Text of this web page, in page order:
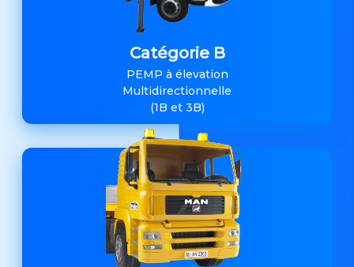
Catégorie B
PEMP à élevation
Multidirectionnelle
(1B et 3B)